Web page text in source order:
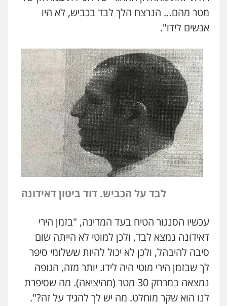
מטר מהם… הנרצח הלך לבד בכביש, לא היו
אנשים לידו".
לבד על הכביש. דוד ביטון דאידונה
עכשיו הסנגור הטיח בעד המדינה, "בזמן הירי
דאידונה נמצא לבד, ולכן למוטי לא הייתה שום
סיבה להיבהל, ולכן לא יכול להיות ששלומי סיפר
לך שבזמן הירי מוטי היה לידו. יותר מזה, הגופה
נמצאה במרחק 30 מטר (מהיציאה). מה שסיפרת
לנו הוא שקר מוחלט. מה יש לך להגיד על זה?".